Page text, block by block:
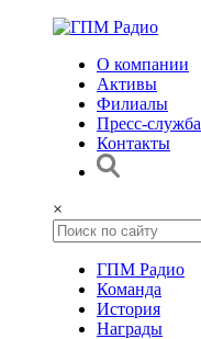
О компании
Активы
Филиалы
Пресс-служба
Контакты
×
ГПМ Радио
Команда
История
Награды